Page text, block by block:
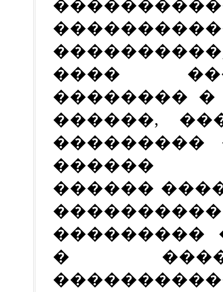
����
��������
������,
���������
������
������
���������
�